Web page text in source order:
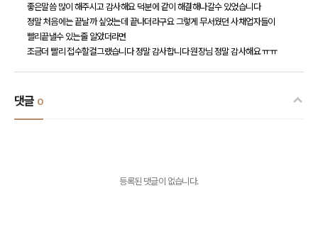
좋은말씀 많이 해주시고 감사해요 덕분에 같이 해결해나갈수 있었습니다
정말 처음에는 끝날까 싶었는데 끝나더라구요 그렇게 무서웠던 사채업자들이
빨리끝낼수 있는줄 알았더라면
조금더 빨리 접수할걸그랬습니다 정말 감사합니다 원장님 정말 감사해요 ㅠㅠ
댓글 0
등록된 댓글이 없습니다.